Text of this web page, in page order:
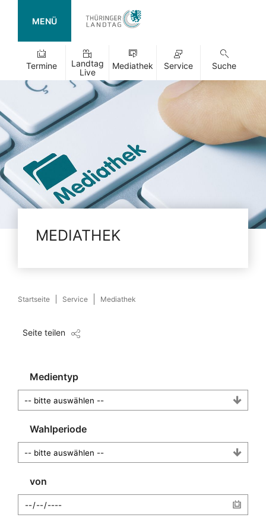
MENÜ
Termine
Landtag
Live
Mediathek Service Suche
MEDIATHEK
Startseite Service Mediathek
Seite teilen
Medientyp
Wahlperiode
von